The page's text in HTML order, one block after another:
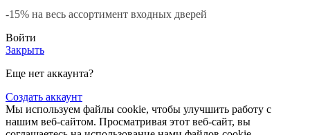
-15% на весь ассортимент входных дверей
Войти
Закрыть
Еще нет аккаунта?
Создать аккаунт
Мы используем файлы cookie, чтобы улучшить работу с
нашим веб-сайтом. Просматривая этот веб-сайт, вы